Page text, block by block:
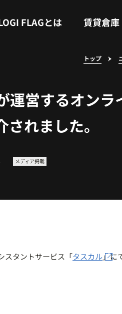
FLAGとは 賃貸倉庫
トップ
営するオンラ
れました。
メディア掲載
スタントサービス「タスカル 」に